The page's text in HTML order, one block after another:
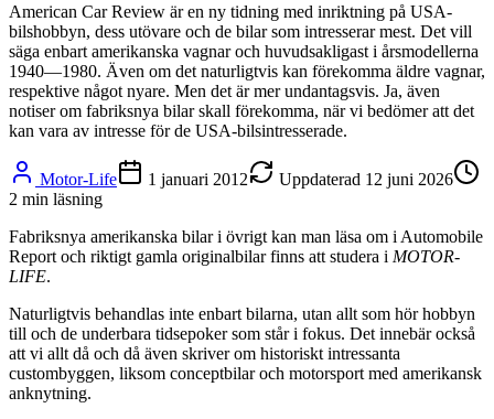
American Car Review är en ny tidning med inriktning på USA-
bilshobbyn, dess utövare och de bilar som intresserar mest. Det vill
säga enbart amerikanska vagnar och huvudsakligast i årsmodellerna
1940—1980. Även om det naturligtvis kan förekomma äldre vagnar,
respektive något nyare. Men det är mer undantagsvis. Ja, även
notiser om fabriksnya bilar skall förekomma, när vi bedömer att det
kan vara av intresse för de USA-bilsintresserade.
Motor-Life 1 januari 2012 Uppdaterad 12 juni 2026
2 min läsning
Fabriksnya amerikanska bilar i övrigt kan man läsa om i Automobile
Report och riktigt gamla originalbilar finns att studera i MOTOR-
LIFE.
Naturligtvis behandlas inte enbart bilarna, utan allt som hör hobbyn
till och de underbara tidsepoker som står i fokus. Det innebär också
att vi allt då och då även skriver om historiskt intressanta
custombyggen, liksom conceptbilar och motorsport med amerikansk
anknytning.